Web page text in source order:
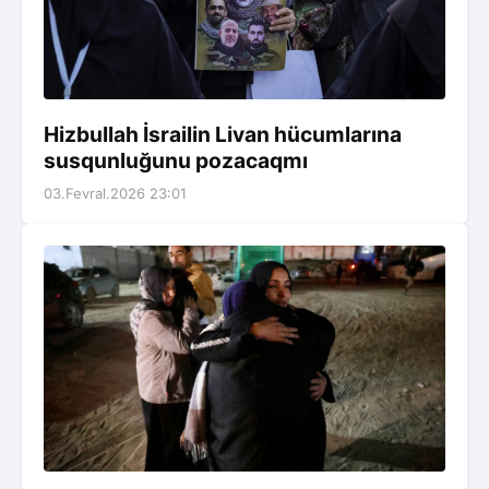
Hizbullah İsrailin Livan hücumlarına
susqunluğunu pozacaqmı
03.Fevral.2026 23:01